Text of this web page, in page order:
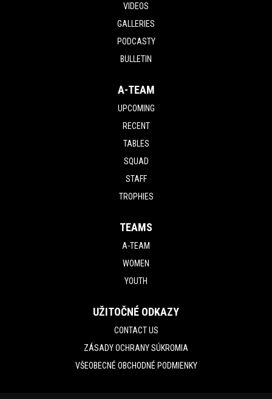
VIDEOS
GALLERIES
PODCASTY
BULLETIN
A-TEAM
UPCOMING
RECENT
TABLES
SQUAD
STAFF
TROPHIES
TEAMS
A-TEAM
WOMEN
YOUTH
UŽITOČNÉ ODKAZY
CONTACT US
ZÁSADY OCHRANY SÚKROMIA
VŠEOBECNÉ OBCHODNÉ PODMIENKY